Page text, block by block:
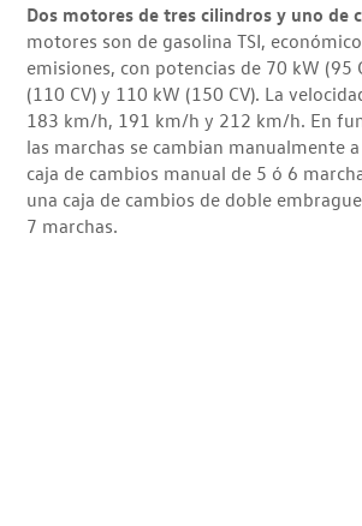
Dos motores de tres cilindros y uno de
motores son de gasolina TSI,
emisiones, con potencias de 70 kW (95
(110 CV) y 110 kW (150 CV). La
183 km/h, 191 km/h y 212 km/h. En
las marchas se cambian manualmente
caja de cambios manual de 5 ó 6
una caja de cambios de doble embrague
7 marchas.